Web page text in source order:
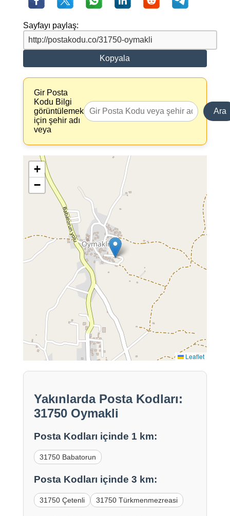
Sayfayı paylaş:
Kopyala
Gir Posta
Kodu Bilgi
görüntülemek
için şehir adı
veya
Ara
+
−
Leaflet
Yakınlarda Posta Kodları:
31750 Oymakli
Posta Kodları içinde 1 km:
31750 Babatorun
Posta Kodları içinde 3 km:
31750 Çetenli 31750 Türkmenmezreasi